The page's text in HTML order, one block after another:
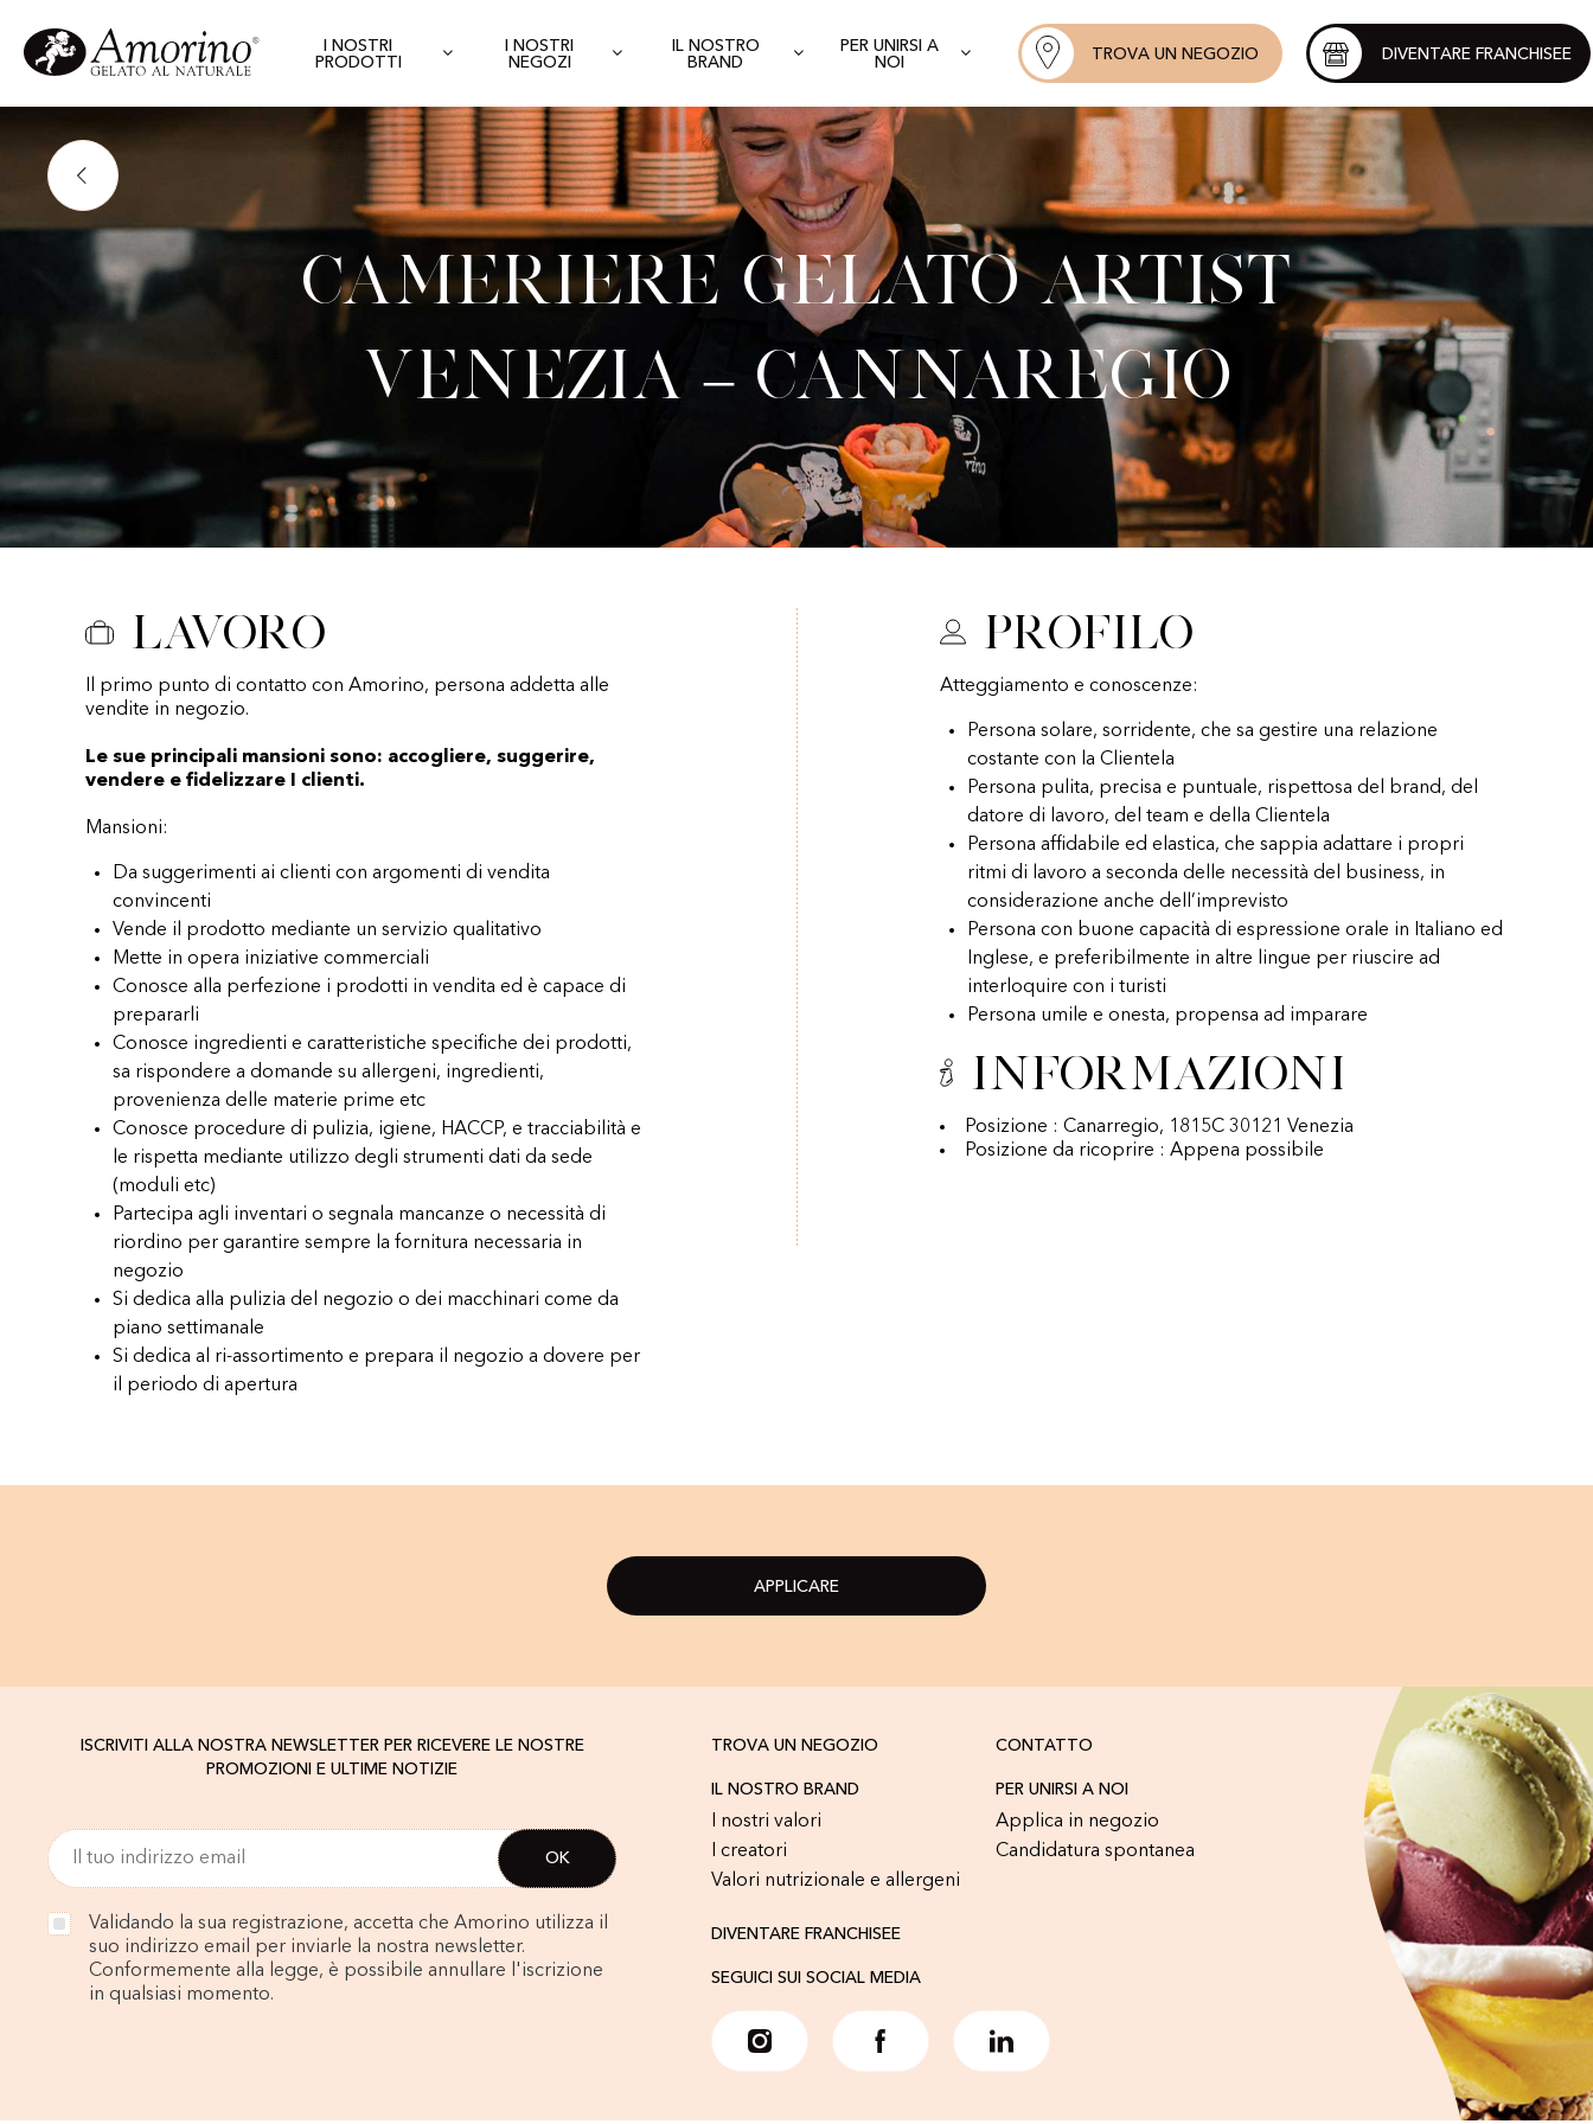
I NOSTRI
PRODOTTI
I NOSTRI
NEGOZI
IL NOSTRO
BRAND
PER UNIRSI A
NOI
TROVA UN NEGOZIO DIVENTARE FRANCHISEE
Cameriere Gelato Artist
Venezia – Cannaregio
Lavoro
Il primo punto di contatto con Amorino, persona addetta alle
vendite in negozio.
Le sue principali mansioni sono: accogliere, suggerire,
vendere e fidelizzare I clienti.
Mansioni:
Da suggerimenti ai clienti con argomenti di vendita
convincenti
Vende il prodotto mediante un servizio qualitativo
Mette in opera iniziative commerciali
Conosce alla perfezione i prodotti in vendita ed è capace di
prepararli
Conosce ingredienti e caratteristiche specifiche dei prodotti,
sa rispondere a domande su allergeni, ingredienti,
provenienza delle materie prime etc
Conosce procedure di pulizia, igiene, HACCP, e tracciabilità e
le rispetta mediante utilizzo degli strumenti dati da sede
(moduli etc)
Partecipa agli inventari o segnala mancanze o necessità di
riordino per garantire sempre la fornitura necessaria in
negozio
Si dedica alla pulizia del negozio o dei macchinari come da
piano settimanale
Si dedica al ri-assortimento e prepara il negozio a dovere per
il periodo di apertura
Profilo
Atteggiamento e conoscenze:
Persona solare, sorridente, che sa gestire una relazione
costante con la Clientela
Persona pulita, precisa e puntuale, rispettosa del brand, del
datore di lavoro, del team e della Clientela
Persona affidabile ed elastica, che sappia adattare i propri
ritmi di lavoro a seconda delle necessità del business, in
considerazione anche dell’imprevisto
Persona con buone capacità di espressione orale in Italiano ed
Inglese, e preferibilmente in altre lingue per riuscire ad
interloquire con i turisti
Persona umile e onesta, propensa ad imparare
Informazioni
Posizione : Canarregio, 1815C 30121 Venezia
Posizione da ricoprire : Appena possibile
APPLICARE
ISCRIVITI ALLA NOSTRA NEWSLETTER PER RICEVERE LE NOSTRE
PROMOZIONI E ULTIME NOTIZIE
Validando la sua registrazione, accetta che Amorino utilizza il
suo indirizzo email per inviarle la nostra newsletter.
Conformemente alla legge, è possibile annullare l'iscrizione
in qualsiasi momento.
TROVA UN NEGOZIO CONTATTO
IL NOSTRO BRAND
I nostri valori
I creatori
Valori nutrizionale e allergeni
PER UNIRSI A NOI
Applica in negozio
Candidatura spontanea
DIVENTARE FRANCHISEE
SEGUICI SUI SOCIAL MEDIA